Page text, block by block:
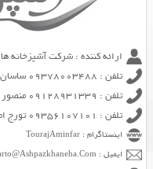
ارائه کننده : شرکت آشپزخانه ها
تلفن : 09378003488 ساسان پرتو
تلفن : 09128931339 منصور امین فر
تلفن : 09356107101 تورج امین فر
اینستاگرام : TourajAminfar
ایمیل : SasanParto@Ashpazkhaneha.Com